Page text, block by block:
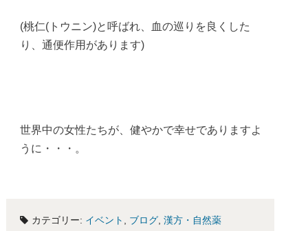
(桃仁(トウニン)と呼ばれ、血の巡りを良くした
り、通便作用があります)
世界中の女性たちが、健やかで幸せでありますよ
うに・・・。
カテゴリー: イベント ブログ, 漢方・自然薬